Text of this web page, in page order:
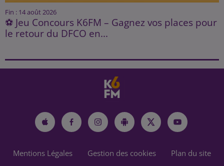
Fin : 14 août 2026
⚽ Jeu Concours K6FM – Gagnez vos places pour
le retour du DFCO en...
Mentions Légales Gestion des cookies Plan du site